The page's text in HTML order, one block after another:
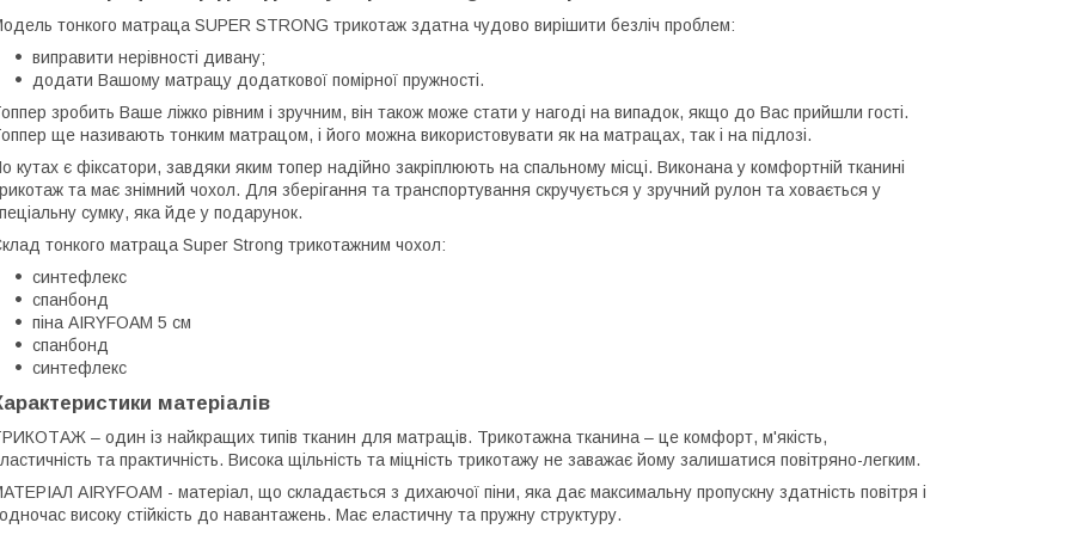
тонкого матраца SUPER STRONG трикотаж здатна чудово вирішити безліч проблем:
виправити нерівності дивану;
додати Вашому матрацу додаткової помірної пружності.
зробить Ваше ліжко рівним і зручним, він також може стати у нагоді на випадок, якщо до Вас прийшли гості.
ще називають тонким матрацом, і його можна використовувати як на матрацах, так і на підлозі.
кутах є фіксатори, завдяки яким топер надійно закріплюють на спальному місці. Виконана у комфортній тканині
та має знімний чохол. Для зберігання та транспортування скручується у зручний рулон та ховається у
сумку, яка йде у подарунок.
тонкого матраца Super Strong трикотажним чохол:
синтефлекс
спанбонд
піна AIRYFOAM 5 см
спанбонд
синтефлекс
матеріалів
– один із найкращих типів тканин для матраців. Трикотажна тканина – це комфорт, м'якість,
та практичність. Висока щільність та міцність трикотажу не заважає йому залишатися повітряно-легким.
AIRYFOAM - матеріал, що складається з дихаючої піни, яка дає максимальну пропускну здатність повітря і
високу стійкість до навантажень. Має еластичну та пружну структуру.